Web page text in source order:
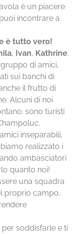
è un piacere
incontrare a
è tutto vero!
, Ivan, Kathrine.
gruppo di amici,
sui banchi di
il frutto di
Alcuni di noi
sono turisti
inseparabili,
realizzato i
ambasciatori
quanto noi!
una squadra
proprio campo,
soddisfarle e ti